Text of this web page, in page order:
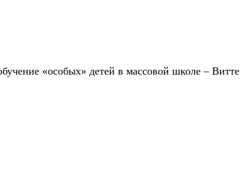
«особых» детей в массовой школе – Витте